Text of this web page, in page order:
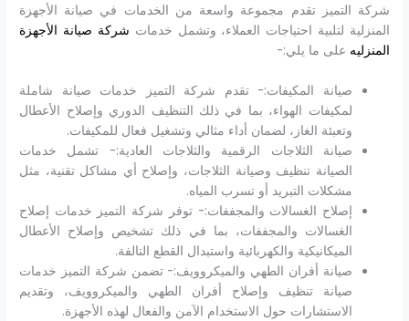
شركة التميز تقدم مجموعة واسعة من الخدمات في صيانة الأجهزة
المنزلية لتلبية احتياجات العملاء، وتشمل خدمات شركة صيانة الأجهزة
المنزليه على ما يلي:-
صيانة المكيفات:- تقدم شركة التميز خدمات صيانة شاملة
لمكيفات الهواء، بما في ذلك التنظيف الدوري وإصلاح الأعطال
وتعبئة الغاز، لضمان أداء مثالي وتشغيل فعال للمكيفات.
صيانة الثلاجات الرقمية والثلاجات العادية:- تشمل خدمات
الصيانة تنظيف وصيانة الثلاجات، وإصلاح أي مشاكل تقنية، مثل
مشكلات التبريد أو تسرب المياه.
إصلاح الغسالات والمجففات:- توفر شركة التميز خدمات إصلاح
الغسالات والمجففات، بما في ذلك تشخيص وإصلاح الأعطال
الميكانيكية والكهربائية واستبدال القطع التالفة.
صيانة أفران الطهي والميكروويف:- تضمن شركة التميز خدمات
صيانة تنظيف وإصلاح أفران الطهي والميكروويف، وتقديم
الاستشارات حول الاستخدام الآمن والفعال لهذه الأجهزة.